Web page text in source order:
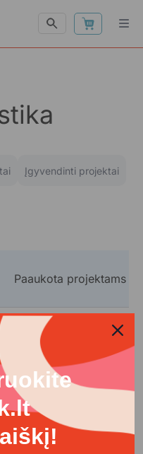
Įgyvendinti projektai
Paaukota projektams
353 190
906 800
578 131
3 645 401